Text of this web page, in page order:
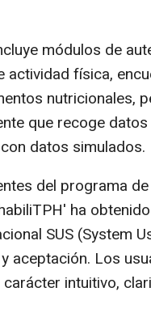
módulos de
actividad física,
nutricionales,
que recoge
datos simulados.
del programa
ha
SUS (System
aceptación. Los
intuitivo,